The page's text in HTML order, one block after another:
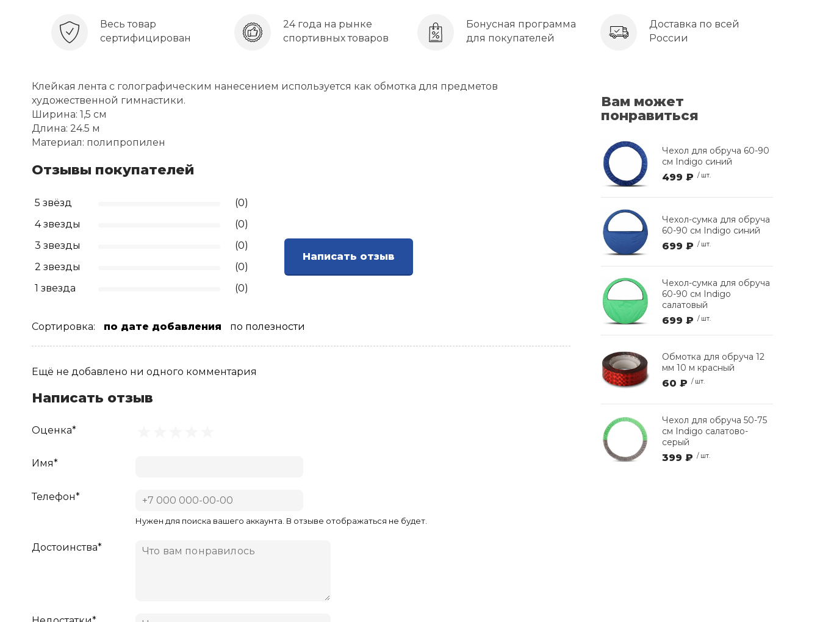
Весь товар
сертифицирован
24 года на рынке
спортивных товаров
Бонусная программа
для покупателей
Доставка по всей
России
Клейкая лента с голографическим нанесением используется как обмотка для предметов
художественной гимнастики.
Ширина: 1,5 см
Длина: 24.5 м
Материал: полипропилен
Отзывы покупателей
5 звёзд
(0)
4 звезды
(0)
3 звезды
(0)
2 звезды
(0)
1 звезда
(0)
Написать отзыв
Сортировка: по дате добавления по полезности
Ещё не добавлено ни одного комментария
Написать отзыв
Оценка*
Имя*
Телефон*
Нужен для поиска вашего аккаунта. В отзыве отображаться не будет.
Достоинства*
Вам может
понравиться
Чехол для обруча 60-90
см Indigo синий
499 ₽ / шт.
Чехол-сумка для обруча
60-90 см Indigo синий
699 ₽ / шт.
Чехол-сумка для обруча
60-90 см Indigo
салатовый
699 ₽ / шт.
Обмотка для обруча 12
мм 10 м красный
60 ₽ / шт.
Чехол для обруча 50-75
см Indigo салатово-
серый
399 ₽ / шт.